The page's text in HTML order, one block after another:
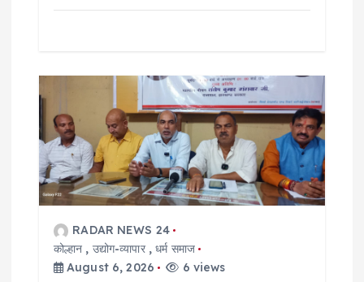
RADAR NEWS 24
कोल्हान , उद्योग-व्यापार,धर्म समाज
August 6, 2026
6 views